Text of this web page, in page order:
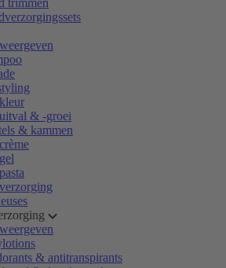
trimmen
& -groei
& kammen
& antitranspirants